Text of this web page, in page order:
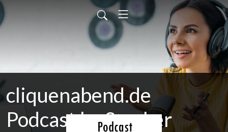
cliquenabend.de
Podcast by Smuker